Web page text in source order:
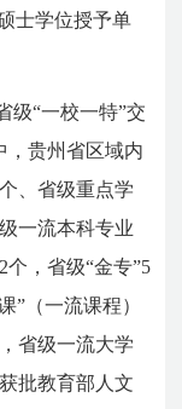
士学位授予单
级“一校一特”交
，贵州省区域内
、省级重点学
一流本科专业
，省级“金专”5
”（一流课程）
省级一流大学
批教育部人文